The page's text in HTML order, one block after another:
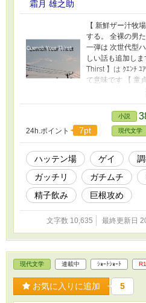
霜月 雄之助
【 新鮮ザー汁牧
する。 全裸の男
一弾は 次世代型
しい話も追加し
Thirst 】は ｸｴﾝﾁ
て意味です 【 童
色ボックス！ 】
十人 十物 】 【
or WHITE ×3 】
のぞき 】 【 まと
24h.ポイント
7pt
小説
現代文学
ハッテン場 ゲイ
ガッチリ
ガチムチ
精子飲み
巨根攻め
文字数 10,635 最終更新日
現代文学 連載中 ｼｮｰﾄｼｮｰﾄ
お気に入りに追加 5